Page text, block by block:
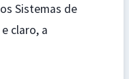
Sistemas de
claro, a